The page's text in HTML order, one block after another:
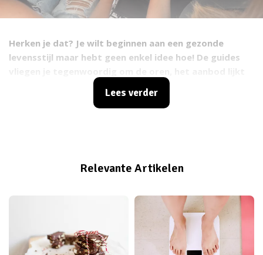
Herken je dat? Je wilt beginnen aan een gezonde
levensstijl maar hebt geen enkel idee hoe! De guides
iedere dag wel te groeien. Je ziet simpelweg door de
bomen het bos niet meer. Speciaal daarom hebben wij
Lees verder
Relevante Artikelen